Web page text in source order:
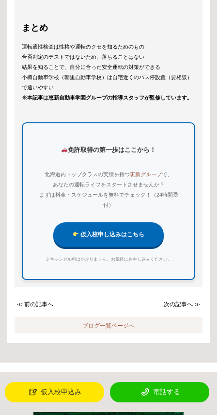
まとめ
運転適性検査は性格や運転のクセを知るためのもの
合否判定のテストではないため、落ちることはない
結果を知ることで、自分に合った安全運転の対策ができる
小樽自動車学校（朝里自動車学校）は自宅近くのバス停設置（要相談）
で通いやすい
※本記事は恵新自動車学園グループの指導スタッフが監修しています。
免許取得の第一歩はここから！
北海道内トップクラスの実績を持つ恵新グループで、
あなたの運転ライフをスタートさせませんか？
まずは料金・スケジュールを無料でチェック！（24時間受
付）
仮入校申し込みはこちら
※キャンセル料はかかりません。お気軽にお申し込みください。
≪ 前の記事へ 次の記事へ ≫
ブログ一覧ページへ
仮入校申込み 電話する